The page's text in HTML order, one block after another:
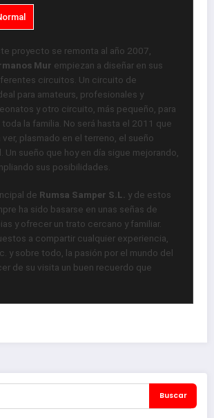
proyecto se remonta al año 2007,
Mur empiezan a diseñar en sus
circuitos. Un circuito de
para amateurs, profesionales y
y otro circuito, más pequeño, para
la familia. No será hasta el 2011 que
ver, plasmado en el terreno, el sueño
Un sueño que hoy en día sigue mejorando,
sus posibilidades.
de Rumsa Samper S.L.
y de estos
ha sido basarse en unas señas de
y ofrecer un trato cercano y familiar.
a compartir cualquier experiencia,
y sobre todo, la pasión por el mundo del
de su visita un buen recuerdo que